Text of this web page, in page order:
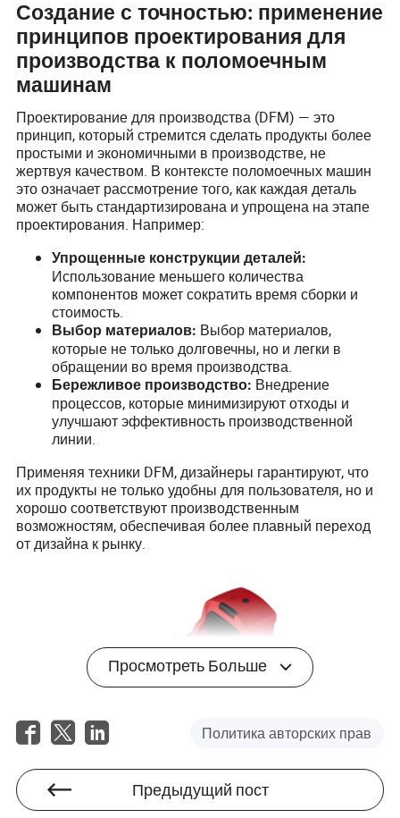
Создание с точностью: применение
принципов проектирования для
производства к поломоечным
машинам
Проектирование для производства (DFM) — это
принцип, который стремится сделать продукты более
простыми и экономичными в производстве, не
жертвуя качеством. В контексте поломоечных машин
это означает рассмотрение того, как каждая деталь
может быть стандартизирована и упрощена на этапе
проектирования. Например:
Упрощенные конструкции деталей:
Использование меньшего количества
компонентов может сократить время сборки и
стоимость.
Выбор материалов: Выбор материалов,
которые не только долговечны, но и легки в
обращении во время производства.
Бережливое производство: Внедрение
процессов, которые минимизируют отходы и
улучшают эффективность производственной
линии.
Применяя техники DFM, дизайнеры гарантируют, что
их продукты не только удобны для пользователя, но и
хорошо соответствуют производственным
возможностям, обеспечивая более плавный переход
от дизайна к рынку.
Просмотреть Больше
Политика авторских прав
Предыдущий пост